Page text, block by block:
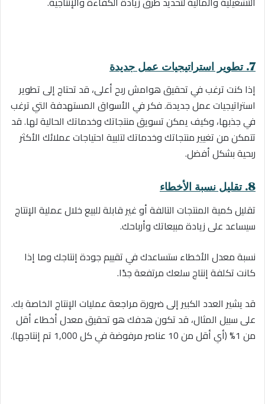
7. تطوير استراتيجيات عمل جديدة
إذا كنت ترغب في تحقيق هوامش ربح أعلى، قد تحتاج إلى تطوير
استراتيجيات عمل جديدة. فكر في الأسواق المستهدفة التي ترغب
في جذبها، وكيف يمكن تسويق منتجاتك وخدماتك الحالية لها. قد
تتمكن من تغيير منتجاتك وخدماتك لتلبية احتياجات عملائك الأكثر
ربحية بشكل أفضل.
8. تقليل نسبة الأخطاء
تقليل كمية المنتجات التالفة أو غير قابلة للبيع خلال عملية الإنتاج
سيساعد على زيادة مبيعاتك وأرباحك.
نسبة معدل الأخطاء ستساعدك في تقييم جودة إنتاجك وما إذا
كانت تكلفة إنتاج سلعك مرتفعة جدًا.
قد يشير العدد الكبير إلى ضرورة مراجعة عمليات الإنتاج الخاصة بك.
على سبيل المثال، قد تكون هدفك هو تحقيق معدل أخطاء أقل
من 1% (أي أقل من 10 عناصر مرفوضة في كل 1,000 تم إنتاجها).